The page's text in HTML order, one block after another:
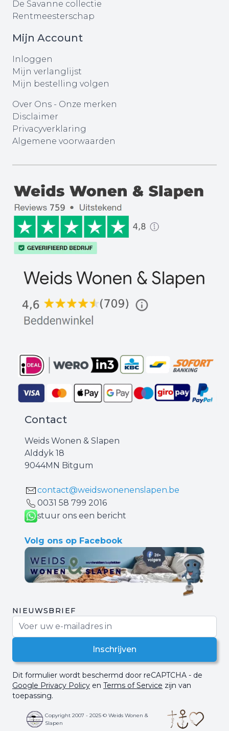
De Savanne collectie
Rentmeesterschap
Mijn Account
Inloggen
Mijn verlanglijst
Mijn bestelling volgen
Over Ons - Onze merken
Disclaimer
Privacyverklaring
Algemene voorwaarden
Contact
Weids Wonen & Slapen
Alddyk 18
9044MN Bitgum
contact@weidswonenenslapen.be
0031 ‪58 799 2016‬
stuur ons een bericht
Volg ons op Facebook
NIEUWSBRIEF
Inschrijven
Dit formulier wordt beschermd door reCAPTCHA - de
Google Privacy Policy en Terms of Service zijn van
toepassing.
Copyright 2007 - 2025 © Weids Wonen &
Slapen